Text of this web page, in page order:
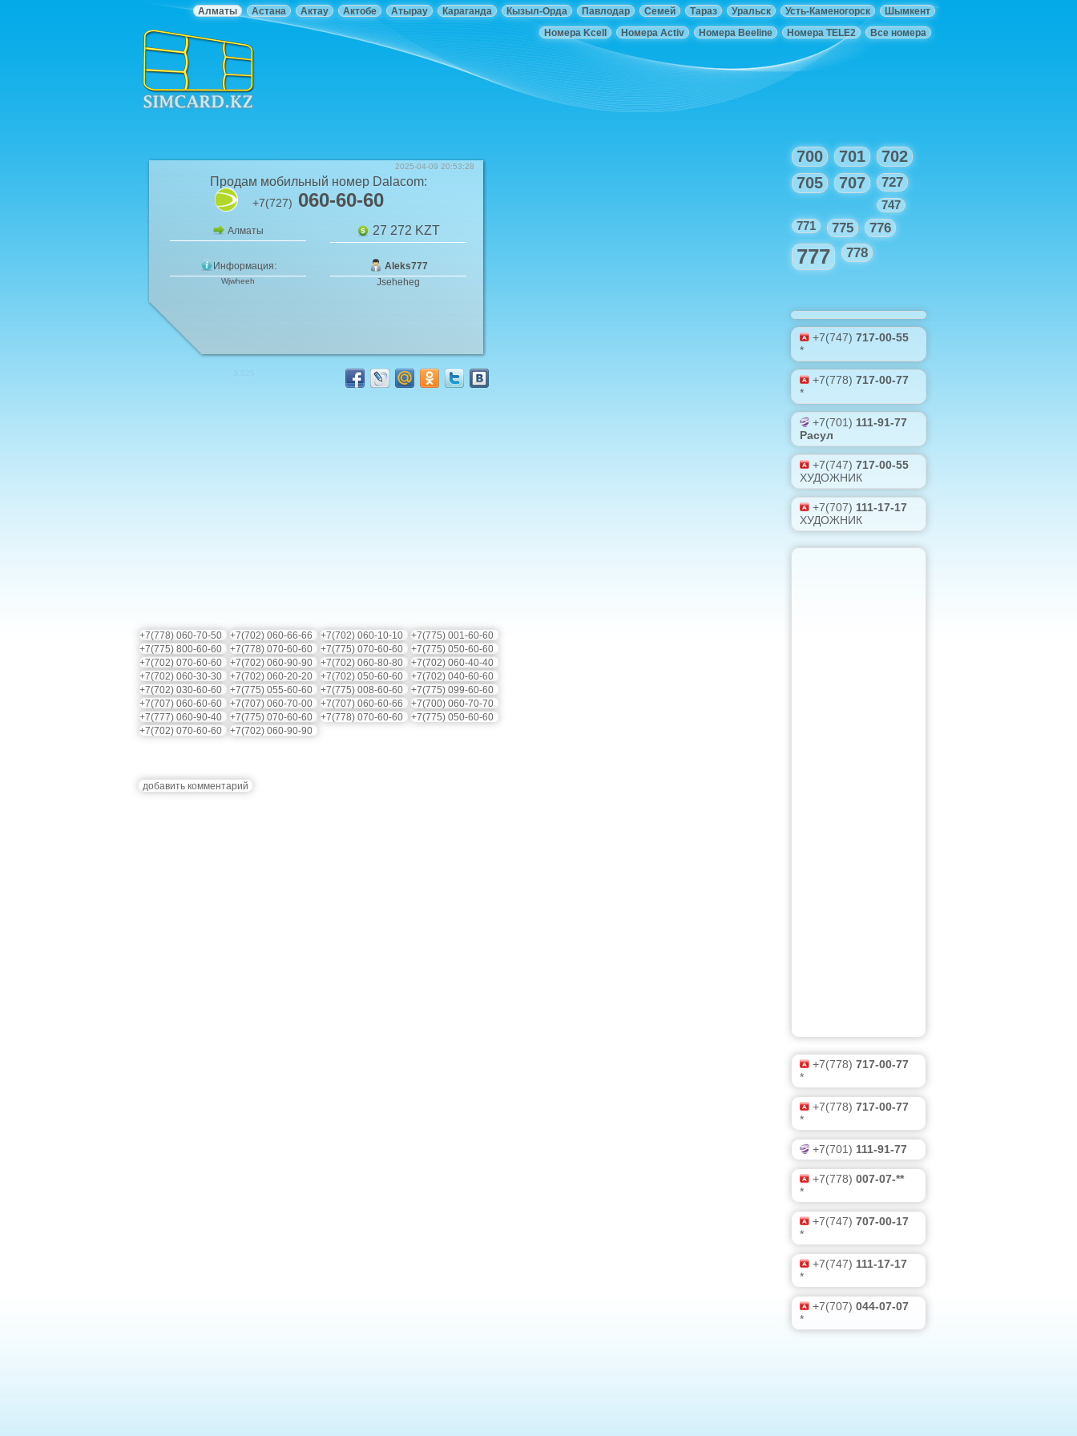
Шымкент
Усть-Каменогорск
Уральск
Тараз
Семей
Павлодар
Кызыл-Орда
Караганда
Атырау
Актобе
Актау
Астана
Алматы
Все номера
Номера TELE2
Номера Beeline
Номера Activ
Номера Kcell
2025-04-09 20:53:28
Продам мобильный номер Dalacom:
+7(727) 060-60-60
Алматы 27 272 KZT
Информация: Aleks777
Wjwheeh Jseheheg
+7(778) 060-70-50 +7(702) 060-66-66 +7(702) 060-10-10
+7(775) 001-60-60
+7(775) 800-60-60
+7(778) 070-60-60 +7(775) 070-60-60
+7(775) 050-60-60
+7(702) 070-60-60
+7(702) 060-90-90 +7(702) 060-80-80
+7(702) 060-40-40
+7(702) 060-30-30
+7(702) 060-20-20 +7(702) 050-60-60
+7(702) 040-60-60
+7(702) 030-60-60
+7(775) 055-60-60 +7(775) 008-60-60
+7(775) 099-60-60
+7(707) 060-60-60
+7(707) 060-70-00 +7(707) 060-60-66
+7(700) 060-70-70
+7(777) 060-90-40
+7(775) 070-60-60 +7(778) 070-60-60
+7(775) 050-60-60
+7(702) 070-60-60
+7(702) 060-90-90
добавить комментарий
700 701
702
705
707 727
747
771
775 776
777 778
+7(747) 717-00-55
*
+7(778) 717-00-77
*
+7(701) 111-91-77
Расул
+7(747) 717-00-55
ХУДОЖНИК
+7(707) 111-17-17
ХУДОЖНИК
+7(778) 717-00-77
*
+7(778) 717-00-77
*
+7(701) 111-91-77
+7(778) 007-07-**
*
+7(747) 707-00-17
*
+7(747) 111-17-17
*
+7(707) 044-07-07
*